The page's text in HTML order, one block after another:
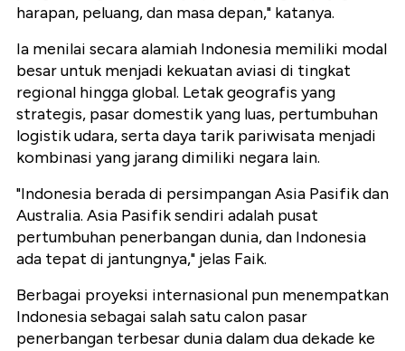
harapan, peluang, dan masa depan," katanya.
Ia menilai secara alamiah Indonesia memiliki modal
besar untuk menjadi kekuatan aviasi di tingkat
regional hingga global. Letak geografis yang
strategis, pasar domestik yang luas, pertumbuhan
logistik udara, serta daya tarik pariwisata menjadi
kombinasi yang jarang dimiliki negara lain.
"Indonesia berada di persimpangan Asia Pasifik dan
Australia. Asia Pasifik sendiri adalah pusat
pertumbuhan penerbangan dunia, dan Indonesia
ada tepat di jantungnya," jelas Faik.
Berbagai proyeksi internasional pun menempatkan
Indonesia sebagai salah satu calon pasar
penerbangan terbesar dunia dalam dua dekade ke